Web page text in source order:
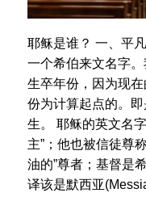
耶稣是谁？ 一、平
一个希伯来文名字
生卒年份，因为现
份为计算起点的。
生。 耶稣的英文名
主”；他也被信徒尊
油的”尊者；基督是
译该是默西亚